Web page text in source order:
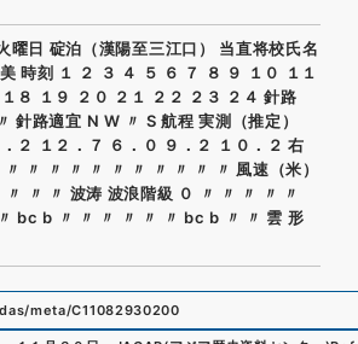
曜日 碇泊（漢陽至三江口） 当直将校氏名
時刻 １ ２ ３ ４ ５ ６ ７ ８ ９ １０ １１
８ １９ ２０ ２１ ２２ ２３ ２４ 針路
針路適宜 N W 〃 S 航程 実測（推定）
２ １２．７ ６．０ ９．２ １０．２ 右
〃 〃 〃 〃 〃 〃 〃 〃 〃 〃 風速（米）
〃 〃 波涛 波浪階級 ０ 〃 〃 〃 〃 〃
bc b 〃 〃 〃 〃 〃 〃 bc b 〃 〃 雲 形
meta/C11082930200